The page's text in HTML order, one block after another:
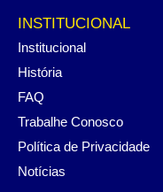
INSTITUCIONAL
Institucional
História
FAQ
Trabalhe Conosco
Política de Privacidade
Notícias